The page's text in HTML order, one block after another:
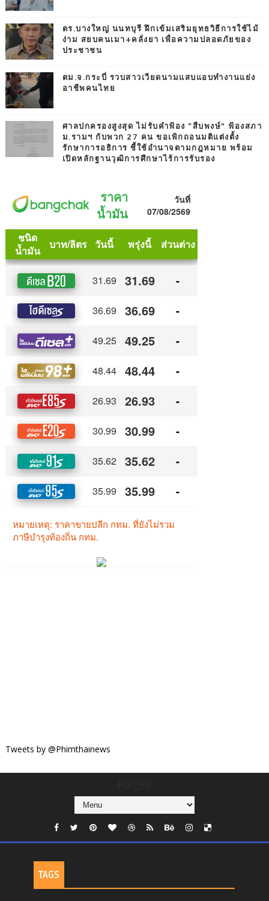
ตร.บางใหญ่ นนทบุรี ฝึกเข้มเสริมยุทธวิธีการใช้ไม้
ง่าม สยบคนเมา+คลั่งยา เพื่อความปลอดภัยของ
ประชาชน
ตม.จ.กระบี่ รวบสาวเวียดนามแสบแอบทำงานแย่ง
อาชีพคนไทย
ศาลปกครองสูงสุด ไม่รับคำฟ้อง “สืบพงษ์” ฟ้องสภา
ม.รามฯ กับพวก 27 คน ขอเพิกถอนมติแต่งตั้ง
รักษาการอธิการ ชี้ใช้อำนาจตามกฎหมาย พร้อม
เปิดหลักฐานวุฒิการศึกษาไร้การรับรอง
Tweets by @Phimthainews
TAGS